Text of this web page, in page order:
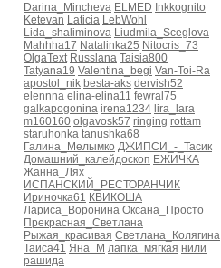
Darina_Mincheva ELMED Inkkognito
Ketevan Laticia LebWohl
Lida_shaliminova Liudmila_Sceglova
Mahhha17 Natalinka25 Nitocris_73
OlgaText Russlana Taisia800
Tatyana19 Valentina_begi Van-Toi-Ra
apostol_nik besta-aks dervish52
elennna elina-elina11 fewral75
galkapogonina irena1234 lira_lara
m160160 olgavosk57 ringing rottam
staruhonka tanushka68
Галина_Мелымко ДЖИПСИ_-_Тасик
Домашний_калейдоскоп ЕЖИЧКА
Жанна_Лях
ИСПАНСКИЙ_РЕСТОРАНЧИК
Ириночка61 КВИКОША
Лариса_Воронина Оксана_Просто
Прекрасная_Светлана
Рыжая_красивая Светлана_Колягина
Таиса41 Яна_М лапка_мягкая нили
рашида